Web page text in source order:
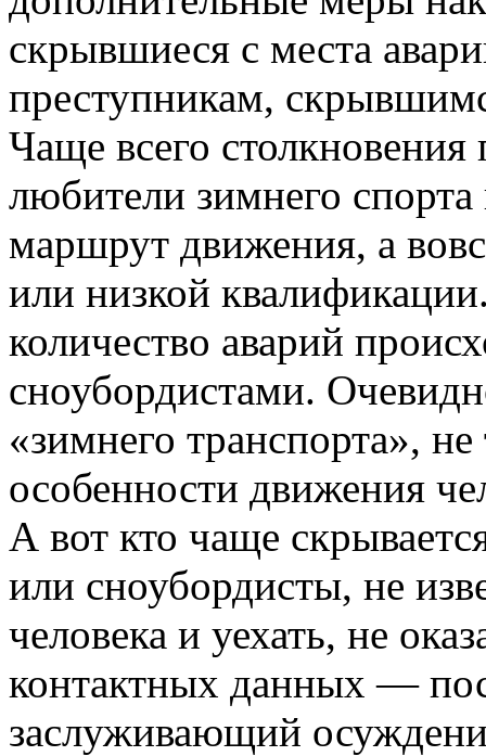
скрывшиеся с места
преступникам,
Чаще всего столкновения
любители зимнего
маршрут движения, а
или низкой
количество аварий
сноубордистами.
«зимнего транспорта»,
особенности движения
А вот кто чаще
или сноубордисты, не
человека и уехать, не
контактных данных —
заслуживающий